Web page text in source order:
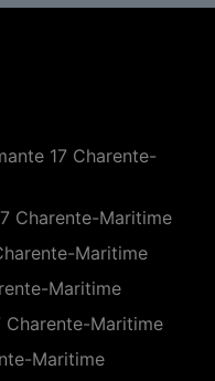
17 Charente-
Charente-Maritime
Maritime
Maritime
Charente-Maritime
Maritime